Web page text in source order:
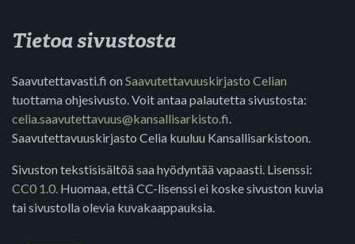
Tietoa sivustosta
Saavutettavasti.fi on Saavutettavuuskirjasto Celian
tuottama ohjesivusto. Voit antaa palautetta sivustosta:
celia.saavutettavuus@kansallisarkisto.fi.
Saavutettavuuskirjasto Celia kuuluu Kansallisarkistoon.
Sivuston tekstisisältöä saa hyödyntää vapaasti. Lisenssi:
CC0 1.0. Huomaa, että CC-lisenssi ei koske sivuston kuvia
tai sivustolla olevia kuvakaappauksia.